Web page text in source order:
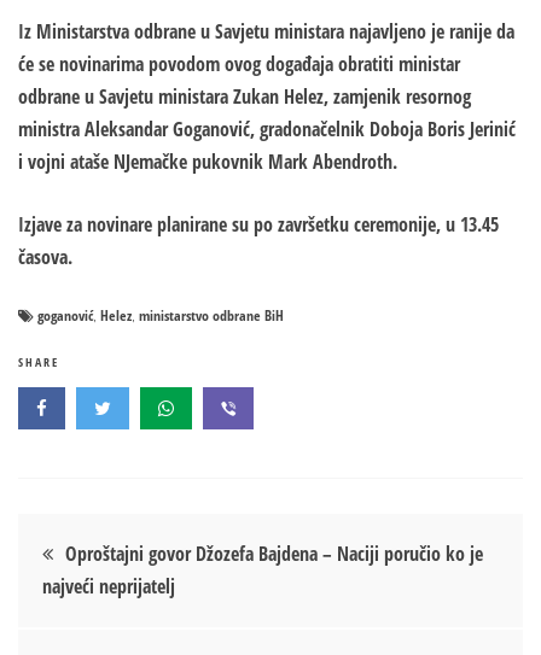
Iz Ministarstva odbrane u Savjetu ministara najavljeno je ranije da
će se novinarima povodom ovog događaja obratiti ministar
odbrane u Savjetu ministara Zukan Helez, zamjenik resornog
ministra Aleksandar Goganović, gradonačelnik Doboja Boris Jerinić
i vojni ataše NJemačke pukovnik Mark Abendroth.
Izjave za novinare planirane su po završetku ceremonije, u 13.45
časova.
goganović, Helez, ministarstvo odbrane BiH
SHARE
Кретање
чланка
Oproštajni govor Džozefa Bajdena – Naciji poručio ko je
najveći neprijatelj